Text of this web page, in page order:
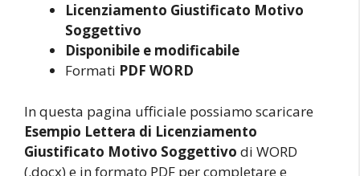
Licenziamento Giustificato Motivo
Soggettivo
Disponibile e modificabile
Formati PDF WORD
In questa pagina ufficiale possiamo scaricare
Esempio Lettera di Licenziamento
Giustificato Motivo Soggettivo di WORD
(.docx) e in formato PDF per completare e